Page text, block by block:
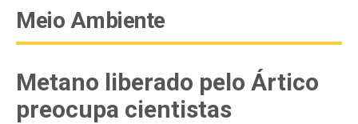
Meio Ambiente
Metano liberado pelo Ártico
preocupa cientistas